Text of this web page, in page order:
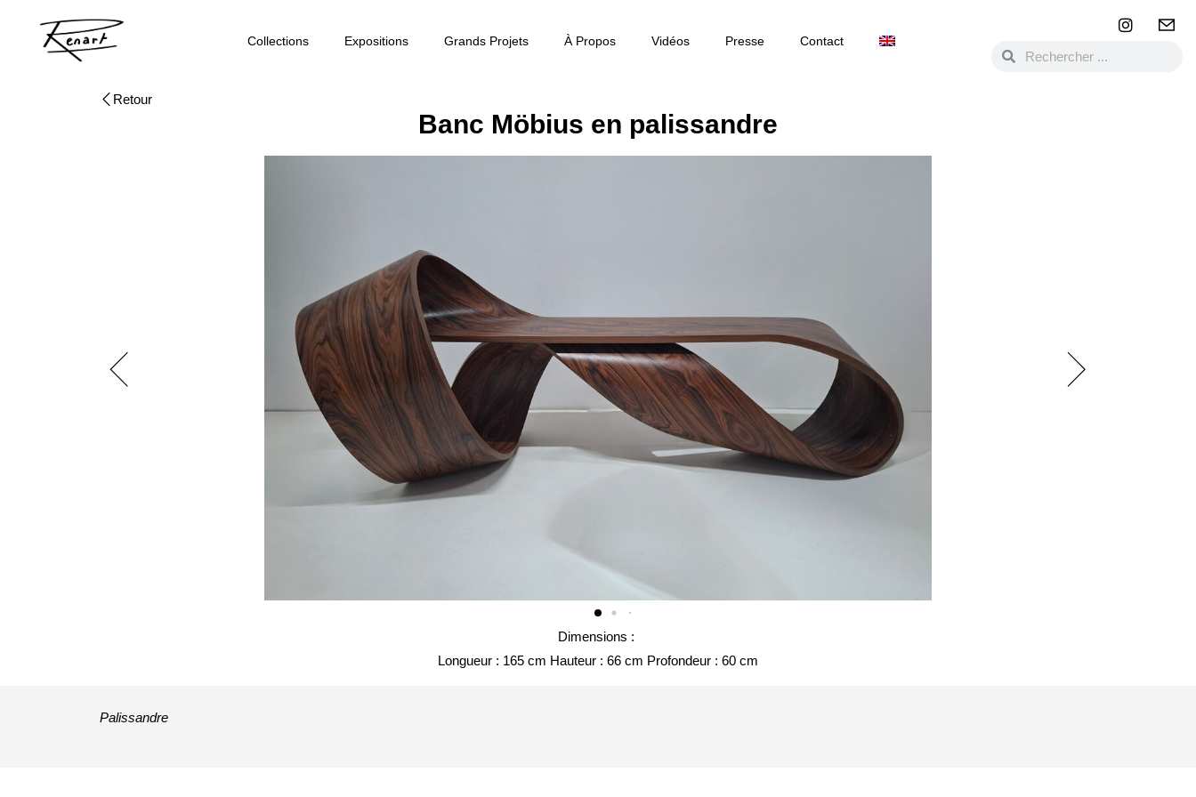
Collections Expositions Grands Projets À Propos Vidéos Presse Contact
Retour
Banc Möbius en palissandre
Dimensions :
Longueur : 165 cm Hauteur : 66 cm Profondeur : 60 cm
Palissandre